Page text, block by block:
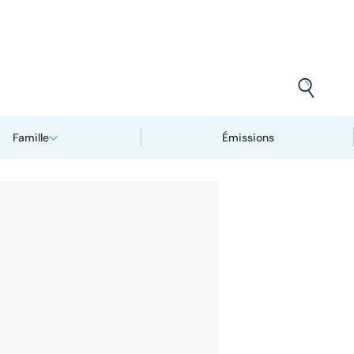
Famille Émissions